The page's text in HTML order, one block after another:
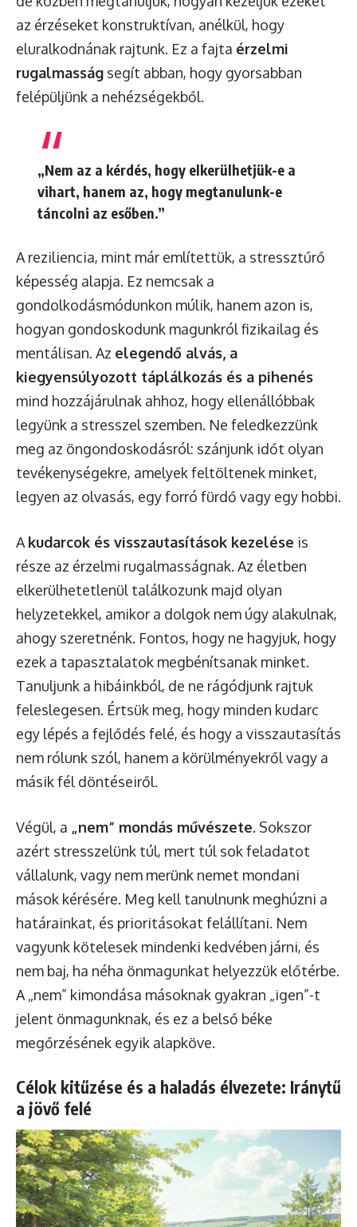
az érzéseket konstruktívan, anélkül, hogy
eluralkodnának rajtunk. Ez a fajta érzelmi
rugalmasság segít abban, hogy gyorsabban
felépüljünk a nehézségekből.
„Nem az a kérdés, hogy elkerülhetjük-e a
vihart, hanem az, hogy megtanulunk-e
táncolni az esőben.”
A reziliencia, mint már említettük, a stressztűrő
képesség alapja. Ez nemcsak a
gondolkodásmódunkon múlik, hanem azon is,
hogyan gondoskodunk magunkról fizikailag és
mentálisan. Az elegendő alvás, a
kiegyensúlyozott táplálkozás és a pihenés
mind hozzájárulnak ahhoz, hogy ellenállóbbak
legyünk a stresszel szemben. Ne feledkezzünk
meg az öngondoskodásról: szánjunk időt olyan
tevékenységekre, amelyek feltöltenek minket,
legyen az olvasás, egy forró fürdő vagy egy hobbi.
Akudarcok és visszautasítások kezelése is
része az érzelmi rugalmasságnak. Az életben
elkerülhetetlenül találkozunk majd olyan
helyzetekkel, amikor a dolgok nem úgy alakulnak,
ahogy szeretnénk. Fontos, hogy ne hagyjuk, hogy
ezek a tapasztalatok megbénítsanak minket.
Tanuljunk a hibáinkból, de ne rágódjunk rajtuk
feleslegesen. Értsük meg, hogy minden kudarc
egy lépés a fejlődés felé, és hogy a visszautasítás
nem rólunk szól, hanem a körülményekről vagy a
másik fél döntéseiről.
Végül, a „nem” mondás művészete. Sokszor
azért stresszelünk túl, mert túl sok feladatot
vállalunk, vagy nem merünk nemet mondani
mások kérésére. Meg kell tanulnunk meghúzni a
határainkat, és prioritásokat felállítani. Nem
vagyunk kötelesek mindenki kedvében járni, és
nem baj, ha néha önmagunkat helyezzük előtérbe.
A „nem” kimondása másoknak gyakran „igen”-t
jelent önmagunknak, és ez a belső béke
megőrzésének egyik alapköve.
Célok kitűzése és a haladás élvezete: Iránytű
a jövő felé